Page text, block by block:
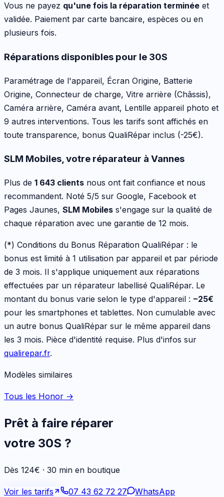
Vous ne payez qu'une fois la réparation terminée et
validée. Paiement par carte bancaire, espèces ou en
plusieurs fois.
Réparations disponibles pour le 30S
Paramétrage de l'appareil, Écran Origine, Batterie
Origine, Connecteur de charge, Vitre arrière (Châssis),
Caméra arrière, Caméra avant, Lentille appareil photo et
9 autres interventions. Tous les tarifs sont affichés en
toute transparence, bonus QualiRépar inclus (-25€).
SLM Mobiles, votre réparateur à Vannes
Plus de 1 643 clients nous ont fait confiance et nous
recommandent. Noté 5/5 sur Google, Facebook et
Pages Jaunes, SLM Mobiles s'engage sur la qualité de
chaque réparation avec une garantie de 12 mois.
(*) Conditions du Bonus Réparation QualiRépar : le
bonus est limité à 1 utilisation par appareil et par période
de 3 mois. Il s'applique uniquement aux réparations
effectuées par un réparateur labellisé QualiRépar. Le
montant du bonus varie selon le type d'appareil : −25€
pour les smartphones et tablettes. Non cumulable avec
un autre bonus QualiRépar sur le même appareil dans
les 3 mois. Pièce d'identité requise. Plus d'infos sur
qualirepar.fr.
Modèles similaires
Tous les Honor →
Prêt à faire réparer
votre 30S ?
Dès 124€ · 30 min en boutique
Voir les tarifs 07 43 62 72 27
WhatsApp